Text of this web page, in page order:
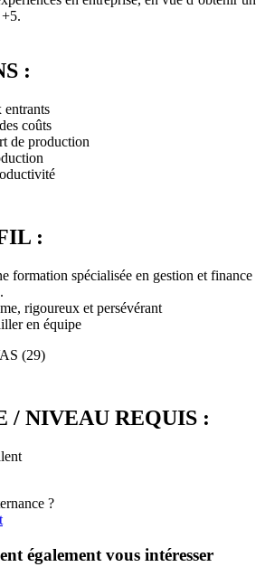
:
coûts
de production
:
formation spécialisée en gestion et finance
rigoureux et persévérant
en équipe
(29)
/ NIVEAU REQUIS :
?
également vous intéresser